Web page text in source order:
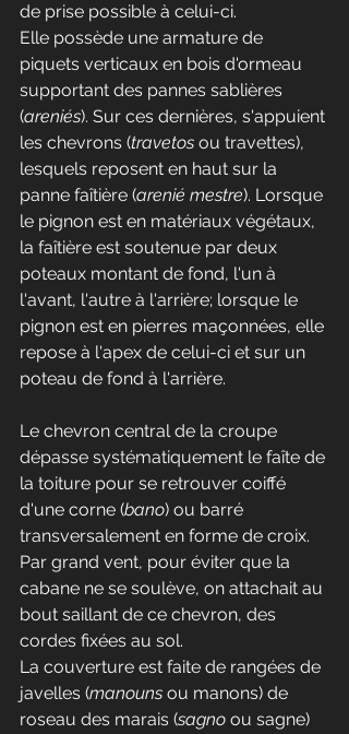
de prise possible à celui-ci.
Elle possède une armature de
piquets verticaux en bois d'ormeau
supportant des pannes sablières
(areniés). Sur ces dernières, s'appuient
les chevrons (travetos ou travettes),
lesquels reposent en haut sur la
panne faîtière (arenié mestre). Lorsque
le pignon est en matériaux végétaux,
la faîtière est soutenue par deux
poteaux montant de fond, l'un à
l'avant, l'autre à l'arrière; lorsque le
pignon est en pierres maçonnées, elle
repose à l'apex de celui-ci et sur un
poteau de fond à l'arrière.
Le chevron central de la croupe
dépasse systématiquement le faîte de
la toiture pour se retrouver coiffé
d'une corne (bano) ou barré
transversalement en forme de croix.
Par grand vent, pour éviter que la
cabane ne se soulève, on attachait au
bout saillant de ce chevron, des
cordes fixées au sol.
La couverture est faite de rangées de
javelles (manouns ou manons) de
roseau des marais (sagno ou sagne)